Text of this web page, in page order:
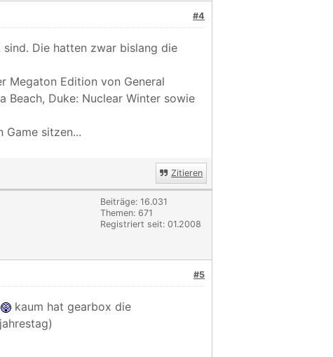
#4
Die hatten zwar bislang die
Megaton Edition von General
Beach, Duke: Nuclear Winter sowie
Game sitzen...
Zitieren
Beiträge: 16.031
Themen: 671
Registriert seit: 01.2008
#5
kaum hat gearbox die